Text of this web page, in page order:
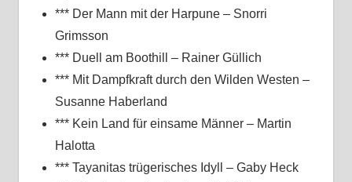
*** Der Mann mit der Harpune – Snorri
Grimsson
*** Duell am Boothill – Rainer Güllich
*** Mit Dampfkraft durch den Wilden Westen –
Susanne Haberland
*** Kein Land für einsame Männer – Martin
Halotta
*** Tayanitas trügerisches Idyll – Gaby Heck